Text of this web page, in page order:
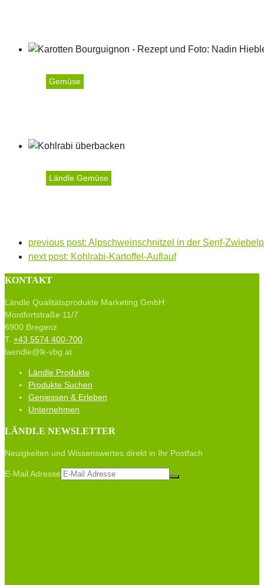
Gemüse
Ländle Gemüse
previous post: Alpschweinschnitzel in der Senf-
next post: Kohlrabi-Kartoffel-Auflauf
KONTAKT
Ländle Qualitätsprodukte Marketing GmbH
Montfortstraße 11/7
6900 Bregenz
T. +43 5574 400-700
laendle@lk-vbg.at
Ländle Produkte
Produkte Suchen
Geniessen & Erleben
Unternehmen
LÄNDLE NEWSLETTER
Neuigkeiten und Wissenswertes direkt in Ihr Postfach
E-Mail Adresse